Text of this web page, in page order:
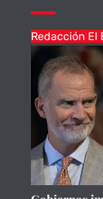
Redacción El